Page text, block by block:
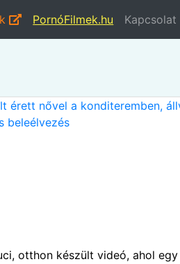
PornóFilmek.hu Kapcsolat
otthon készült videó, ahol egy